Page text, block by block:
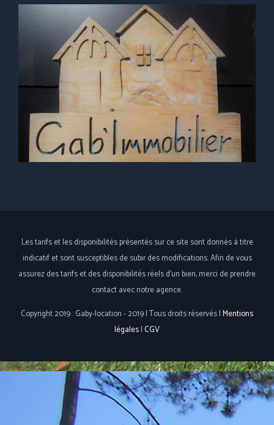
Les tarifs et les disponibilités présentés sur ce site sont donnés à titre
indicatif et sont susceptibles de subir des modifications. Afin de vous
assurez des tarifs et des disponibilités réels d'un bien, merci de prendre
contact avec notre agence.
Copyright 2019 : Gaby-location - 2019 | Tous droits réservés |Mentions
légales| CGV